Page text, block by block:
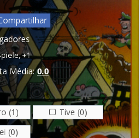
,+1
Média:0.0
(1)
Tive (0)
(0)